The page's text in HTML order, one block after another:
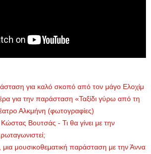
για καλό σκοπό από τον μάγο Ελοχίμ
για την παράσταση «Ταξίδι γύρω από τη
Αλκμήνη (φωτογραφίες)
Κώστας Βουτσάς - Τι θα γίνει με την
μια μουσικοθεματική παράσταση με την Άννα